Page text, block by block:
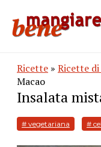
Ricette » Ricette
Macao
Insalata
# vegetariana #